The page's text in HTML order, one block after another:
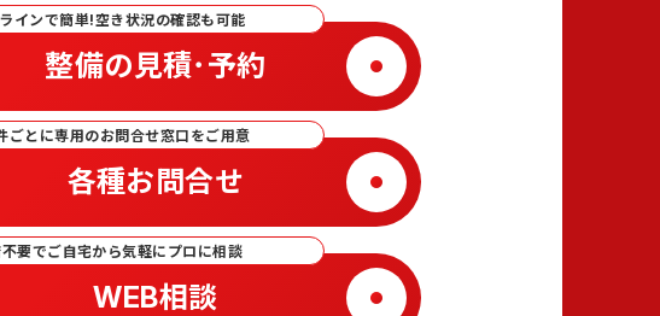
インで簡単!空き状況の確認も可能
整備の見積･予約
ごとに専用のお問合せ窓口をご用意
各種お問合せ
要でご自宅から気軽にプロに相談
WEB相談